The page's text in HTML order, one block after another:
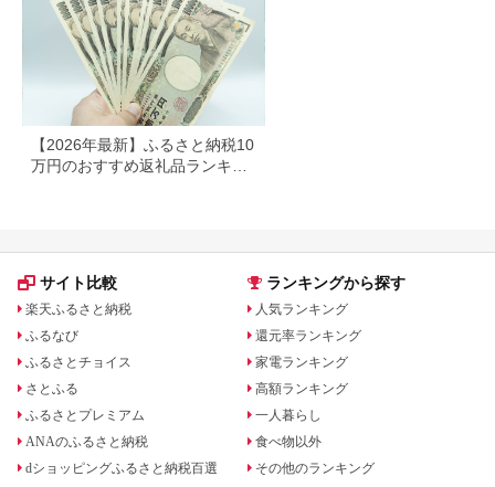
【2026年最新】ふるさと納税10
万円のおすすめ返礼品ランキン
サイト比較
楽天ふるさと納税
ふるなび
ふるさとチョイス
さとふる
ふるさとプレミアム
ANAのふるさと納税
dショッピングふるさと納税百選
ランキングから探す
人気ランキング
還元率ランキング
家電ランキング
高額ランキング
一人暮らし
食べ物以外
その他のランキング